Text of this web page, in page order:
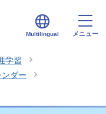
Multilingual メニュー
学習
ダー